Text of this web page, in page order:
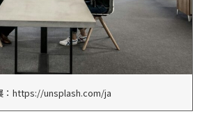
：https://unsplash.com/ja